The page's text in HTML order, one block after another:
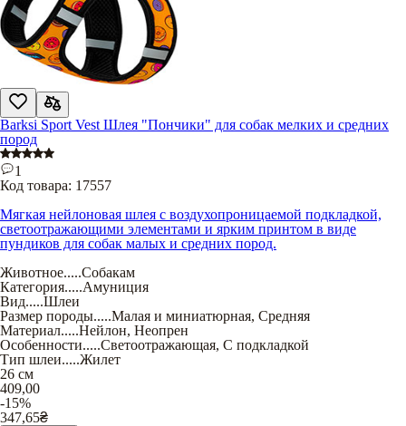
Barksi Sport Vest Шлея "Пончики" для собак мелких и средних
пород
1
Код товара: 17557
Мягкая нейлоновая шлея с воздухопроницаемой подкладкой,
светоотражающими элементами и ярким принтом в виде
пундиков для собак малых и средних пород.
Животное.....Собакам
Категория.....Амуниция
Вид.....Шлеи
Размер породы.....Малая и миниатюрная, Средняя
Материал.....Нейлон, Неопрен
Особенности.....Светоотражающая, С подкладкой
Тип шлеи.....Жилет
26 см
409,00
-15%
347,65₴